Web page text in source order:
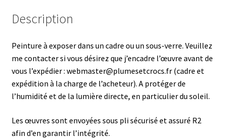
Description
Peinture à exposer dans un cadre ou un sous-verre. Veuillez
me contacter si vous désirez que j’encadre l’œuvre avant de
vous l’expédier : webmaster@plumesetcrocs.fr (cadre et
expédition à la charge de l’acheteur). A protéger de
l’humidité et de la lumière directe, en particulier du soleil.
Les œuvres sont envoyées sous pli sécurisé et assuré R2
afin d’en garantir l’intégrité.